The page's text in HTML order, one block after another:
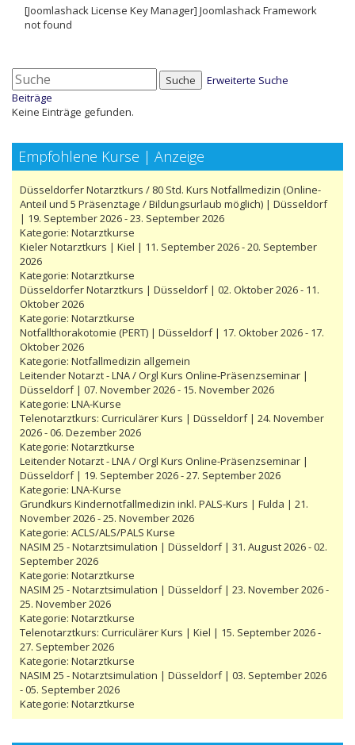
[Joomlashack License Key Manager] Joomlashack Framework
not found
Suche
Erweiterte Suche
Beiträge
Keine Einträge gefunden.
Empfohlene Kurse | Anzeige
Düsseldorfer Notarztkurs / 80 Std. Kurs Notfallmedizin (Online-
Anteil und 5 Präsenztage / Bildungsurlaub möglich) | Düsseldorf
| 19. September 2026 - 23. September 2026
Kategorie: Notarztkurse
Kieler Notarztkurs | Kiel | 11. September 2026 - 20. September
2026
Kategorie: Notarztkurse
Düsseldorfer Notarztkurs | Düsseldorf | 02. Oktober 2026 - 11.
Oktober 2026
Kategorie: Notarztkurse
Notfallthorakotomie (PERT) | Düsseldorf | 17. Oktober 2026 - 17.
Oktober 2026
Kategorie: Notfallmedizin allgemein
Leitender Notarzt - LNA / Orgl Kurs Online-Präsenzseminar |
Düsseldorf | 07. November 2026 - 15. November 2026
Kategorie: LNA-Kurse
Telenotarztkurs: Curriculärer Kurs | Düsseldorf | 24. November
2026 - 06. Dezember 2026
Kategorie: Notarztkurse
Leitender Notarzt - LNA / Orgl Kurs Online-Präsenzseminar |
Düsseldorf | 19. September 2026 - 27. September 2026
Kategorie: LNA-Kurse
Grundkurs Kindernotfallmedizin inkl. PALS-Kurs | Fulda | 21.
November 2026 - 25. November 2026
Kategorie: ACLS/ALS/PALS Kurse
NASIM 25 - Notarztsimulation | Düsseldorf | 31. August 2026 - 02.
September 2026
Kategorie: Notarztkurse
NASIM 25 - Notarztsimulation | Düsseldorf | 23. November 2026 -
25. November 2026
Kategorie: Notarztkurse
Telenotarztkurs: Curriculärer Kurs | Kiel | 15. September 2026 -
27. September 2026
Kategorie: Notarztkurse
NASIM 25 - Notarztsimulation | Düsseldorf | 03. September 2026
- 05. September 2026
Kategorie: Notarztkurse